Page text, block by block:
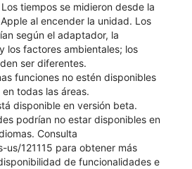
tiempos se midieron desde la
al encender la unidad. Los
según el adaptador, la
los factores ambientales; los
ser diferentes.
funciones no estén disponibles
todas las áreas.
disponible en versión beta.
podrían no estar disponibles en
Consulta
us/121115 para obtener más
de funcionalidades e